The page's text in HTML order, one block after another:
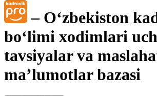
– Oʻzbekiston
boʻlimi хodimlari
tavsiyalar va
ma’lumotlar bazasi